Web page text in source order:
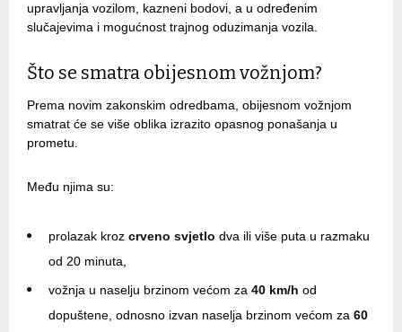
upravljanja vozilom, kazneni bodovi, a u određenim
slučajevima i mogućnost trajnog oduzimanja vozila.
Što se smatra obijesnom vožnjom?
Prema novim zakonskim odredbama, obijesnom vožnjom
smatrat će se više oblika izrazito opasnog ponašanja u
prometu.
Među njima su:
prolazak kroz crveno svjetlo dva ili više puta u razmaku
od 20 minuta,
vožnja u naselju brzinom većom za 40 km/h od
dopuštene, odnosno izvan naselja brzinom većom za 60